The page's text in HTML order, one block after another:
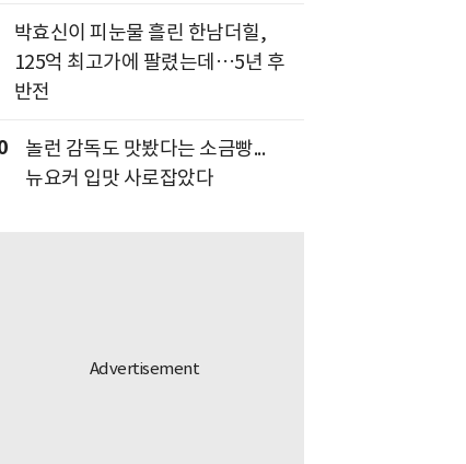
박효신이 피눈물 흘린 한남더힐,
125억 최고가에 팔렸는데…5년 후
반전
놀런 감독도 맛봤다는 소금빵...
뉴요커 입맛 사로잡았다